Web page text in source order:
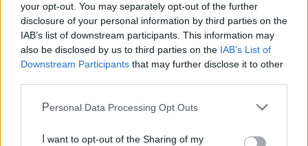
your opt-out. You may separately opt-out of the further
disclosure of your personal information by third parties on the
IAB’s list of downstream participants. This information may
also be disclosed by us to third parties on the IAB’s List of
Downstream Participants that may further disclose it to other
Personal Data Processing Opt Outs
Ecocentro e rifiuti